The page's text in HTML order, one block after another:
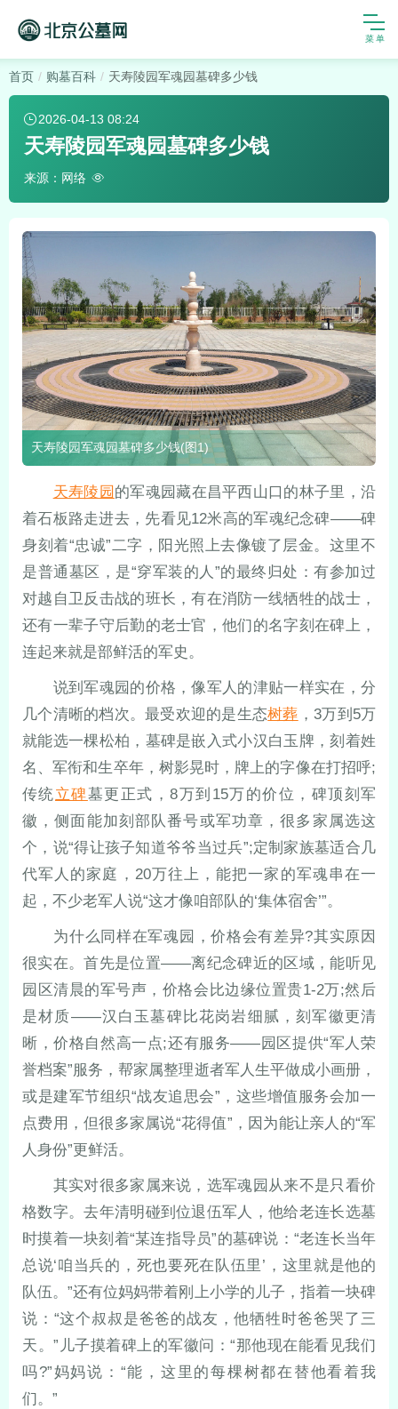
首页 购墓百科 天寿陵园军魂园墓碑多少钱
2026-04-13 08:24
天寿陵园军魂园墓碑多少钱
来源：网络
天寿陵园军魂园墓碑多少钱(图1)
天寿陵园 的军魂园藏在昌平西山口的林子里，沿
着石板路走进去，先看见12米高的军魂纪念碑——碑
身刻着“忠诚”二字，阳光照上去像镀了层金。这里不
是普通墓区，是“穿军装的人”的最终归处：有参加过
对越自卫反击战的班长，有在消防一线牺牲的战士，
还有一辈子守后勤的老士官，他们的名字刻在碑上，
连起来就是部鲜活的军史。
说到军魂园的价格，像军人的津贴一样实在，分
几个清晰的档次。最受欢迎的是生态树葬 ，3万到5万
就能选一棵松柏，墓碑是嵌入式小汉白玉牌，刻着姓
名、军衔和生卒年，树影晃时，牌上的字像在打招呼;
传统立碑墓更正式，8万到15万的价位，碑顶刻军
徽，侧面能加刻部队番号或军功章，很多家属选这
个，说“得让孩子知道爷爷当过兵”;定制家族墓适合几
代军人的家庭，20万往上，能把一家的军魂串在一
起，不少老军人说“这才像咱部队的‘集体宿舍’”。
为什么同样在军魂园，价格会有差异?其实原因
很实在。首先是位置——离纪念碑近的区域，能听见
园区清晨的军号声，价格会比边缘位置贵1-2万;然后
是材质——汉白玉墓碑比花岗岩细腻，刻军徽更清
晰，价格自然高一点;还有服务——园区提供“军人荣
誉档案”服务，帮家属整理逝者军人生平做成小画册，
或是建军节组织“战友追思会”，这些增值服务会加一
点费用，但很多家属说“花得值”，因为能让亲人的“军
人身份”更鲜活。
其实对很多家属来说，选军魂园从来不是只看价
格数字。去年清明碰到位退伍军人，他给老连长选墓
时摸着一块刻着“某连指导员”的墓碑说：“老连长当年
总说‘咱当兵的，死也要死在队伍里’，这里就是他的
队伍。”还有位妈妈带着刚上小学的儿子，指着一块碑
说：“这个叔叔是爸爸的战友，他牺牲时爸爸哭了三
天。”儿子摸着碑上的军徽问：“那他现在能看见我们
吗?”妈妈说：“能，这里的每棵树都在替他看着我
们。”